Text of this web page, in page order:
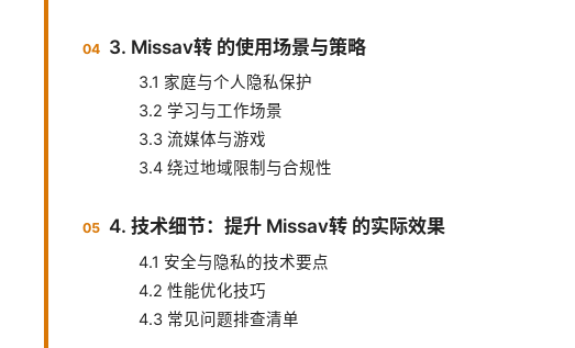
3. Missav转 的使用场景与策略
3.1 家庭与个人隐私保护
3.2 学习与工作场景
3.3 流媒体与游戏
3.4 绕过地域限制与合规性
4. 技术细节：提升 Missav转 的实际效果
4.1 安全与隐私的技术要点
4.2 性能优化技巧
4.3 常见问题排查清单